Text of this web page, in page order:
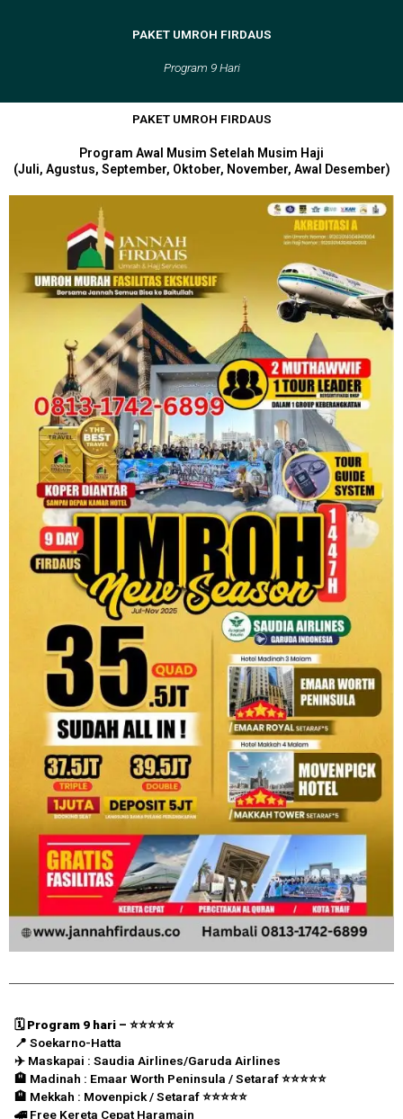
PAKET UMROH FIRDAUS
Program 9 Hari
PAKET UMROH FIRDAUS
Program Awal Musim Setelah Musim Haji
(Juli, Agustus, September, Oktober, November, Awal Desember)
🗓️ Program 9 hari – ⭐️⭐️⭐️⭐️⭐️
📍 Soekarno-Hatta
✈️ Maskapai : Saudia Airlines/Garuda Airlines
🏨 Madinah : Emaar Worth Peninsula / Setaraf⭐️⭐️⭐️⭐️⭐️
🏨 Mekkah : Movenpick / Setaraf⭐️⭐️⭐️⭐️⭐️
🚄 Free Kereta Cepat Haramain